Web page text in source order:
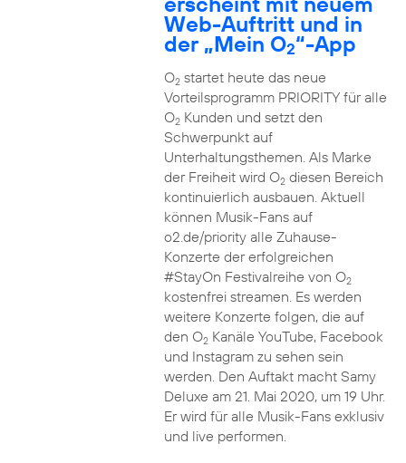
Web-Auftritt und in
der „Mein O2“-App
O2startet heute das neue
Vorteilsprogramm PRIORITY für alle
O2Kunden und setzt den
Schwerpunkt auf
Unterhaltungsthemen. Als Marke
der Freiheit wird O2diesen Bereich
kontinuierlich ausbauen. Aktuell
können Musik-Fans auf
o2.de/priority alle Zuhause-
Konzerte der erfolgreichen
#StayOn Festivalreihe von O2
kostenfrei streamen. Es werden
weitere Konzerte folgen, die auf
den O2Kanäle YouTube, Facebook
und Instagram zu sehen sein
werden. Den Auftakt macht Samy
Deluxe am 21. Mai 2020, um 19 Uhr.
Er wird für alle Musik-Fans exklusiv
und live performen.